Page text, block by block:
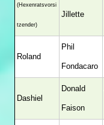
(Hexenratsvorsi
tzender)
Jillette
Roland
Phil
Fondacaro
Dashiel
Donald
Faison